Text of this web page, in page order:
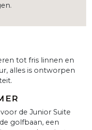
tot fris linnen en
alles is ontworpen
de Junior Suite
golfbaan, een